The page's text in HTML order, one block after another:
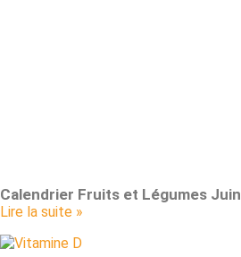
Calendrier Fruits et Légumes Juin
Lire la suite »